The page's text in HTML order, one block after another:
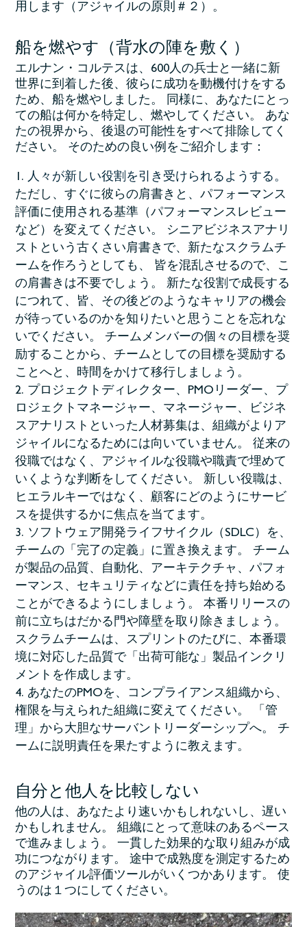
用します（アジャイルの原則＃２）。
船を燃やす（背水の陣を敷く）
エルナン・コルテスは、600人の兵士と一緒に新
世界に到着した後、彼らに成功を動機付けをする
ため、船を燃やしました。 同様に、あなたにとっ
ての船は何かを特定し、燃やしてください。 あな
たの視界から、後退の可能性をすべて排除してく
ださい。 そのための良い例をご紹介します：
人々が新しい役割を引き受けられるようする。
ただし、すぐに彼らの肩書きと、パフォーマンス
評価に使用される基準（パフォーマンスレビュー
など）を変えてください。 シニアビジネスアナリ
ストという古くさい肩書きで、新たなスクラムチ
ームを作ろうとしても、 皆を混乱させるので、こ
の肩書きは不要でしょう。 新たな役割で成長する
につれて、皆、その後どのようなキャリアの機会
が待っているのかを知りたいと思うことを忘れな
いでください。 チームメンバーの個々の目標を奨
励することから、チームとしての目標を奨励する
ことへと、時間をかけて移行しましょう。
プロジェクトディレクター、PMOリーダー、プ
ロジェクトマネージャー、マネージャー、ビジネ
スアナリストといった人材募集は、組織がよりア
ジャイルになるためには向いていません。 従来の
役職ではなく、アジャイルな役職や職責で埋めて
いくような判断をしてください。 新しい役職は、
ヒエラルキーではなく、顧客にどのようにサービ
スを提供するかに焦点を当てます。
ソフトウェア開発ライフサイクル（SDLC）を、
チームの「完了の定義」に置き換えます。 チーム
が製品の品質、自動化、アーキテクチャ、パフォ
ーマンス、セキュリティなどに責任を持ち始める
ことができるようにしましょう。 本番リリースの
前に立ちはだかる門や障壁を取り除きましょう。
スクラムチームは、スプリントのたびに、本番環
境に対応した品質で「出荷可能な」製品インクリ
メントを作成します。
あなたのPMOを、コンプライアンス組織から、
権限を与えられた組織に変えてください。 「管
理」から大胆なサーバントリーダーシップへ。 チ
ームに説明責任を果たすように教えます。
自分と他人を比較しない
他の人は、あなたより速いかもしれないし、遅い
かもしれません。 組織にとって意味のあるペース
で進みましょう。 一貫した効果的な取り組みが成
功につながります。 途中で成熟度を測定するため
のアジャイル評価ツールがいくつかあります。 使
うのは１つにしてください。